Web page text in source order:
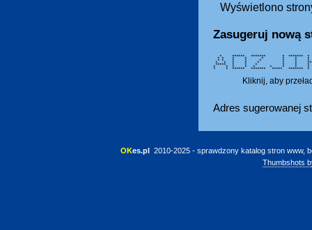
Wyświetlono
Zasugeruj nową
* ****** ******* * ******* *
* * * * * * *
* * * * * * *
* * * * * * *
***** * * * * *
* * * * * * * *
* * ****** ******* *****
Kliknij, aby
Adres sugerowanej
OKes.pl 2010-2025 - sprawdzony katalog stron www,
Thumbshots